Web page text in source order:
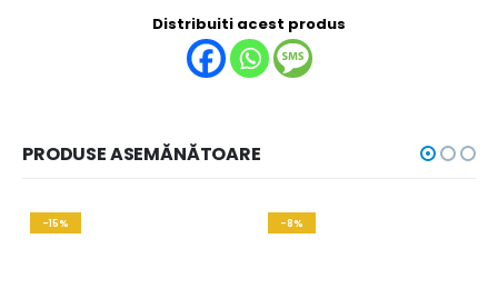
Distribuiti acest produs
PRODUSE ASEMĂNĂTOARE
-15% -8%